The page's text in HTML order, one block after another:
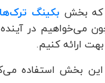
که بخش بکینگ ترک‌ها
می‌خواهیم در
ارائه کنیم.
بخش استفاده